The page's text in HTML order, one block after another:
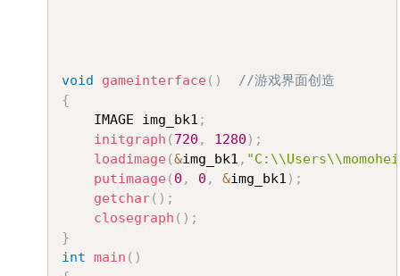
void gameinterface( )
//游戏界面创造
{
	IMAGE img_bk1
;
initgraph ( 720 , 1280 ) ;
loadimage(&img_bk1 ,
putimaage( 0 , 0 , &img_bk1 ) ;
getchar( ) ;
closegraph ( ) ;
}
int main ( )